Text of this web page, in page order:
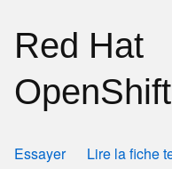
Red Hat
Essayer Lire la fiche